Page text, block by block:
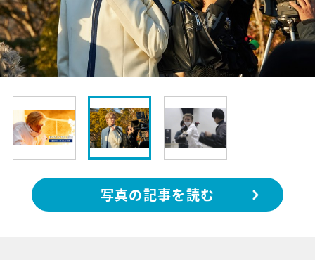
写真の記事を読む